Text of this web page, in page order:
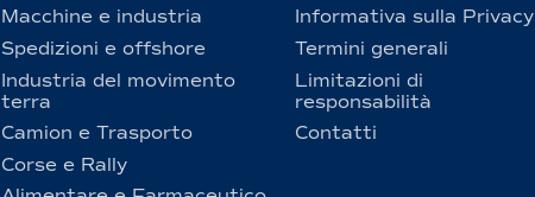
Macchine e industria
Spedizioni e offshore
Industria del movimento
terra
Camion e Trasporto
Corse e Rally
Informativa sulla Privacy
Termini generali
Limitazioni di
responsabilità
Contatti